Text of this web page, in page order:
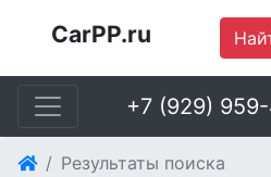
CarPP.ru
+7 (929)
Результаты поиска